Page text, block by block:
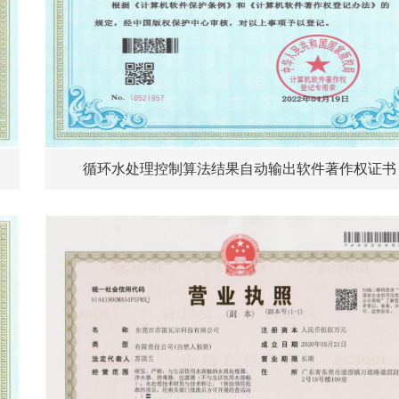
循环水处理控制算法结果自动输出软件著作权证书